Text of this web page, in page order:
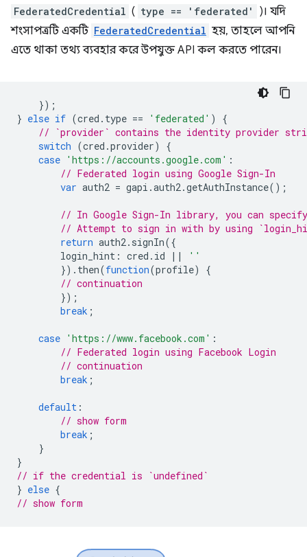
FederatedCredential ( type == 'federated'
)। যদি
শংসাপত্রটি একটি FederatedCredential হয়, তাহলে আপনি
এতে থাকা তথ্য ব্যবহার করে উপযুক্ত API কল করতে পারেন।
});
} else if (cred . type == 'federated' )
{
// `provider` contains the identity provider
switch (cred .provider)
{
case 'https://accounts.google.com' :
// Federated login using Google Sign-In
var auth2 = gapi .auth2 .getAuthInstance();
// In Google Sign-In library, you can
// Attempt to sign in with by using
return auth2 . signIn({
login_hint : cred . id ||
''
}). then(function(profile)
{
// continuation
});
break ;
case 'https://www.facebook.com' :
// Federated login using Facebook Login
// continuation
break ;
default :
// show form
break ;
}
}
// if the credential is `undefined`
} else {
// show form